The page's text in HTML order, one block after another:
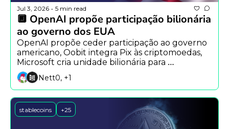
Jul 3, 2026 • 5 min read
🔲 OpenAI propõe participação bilionária
ao governo dos EUA
OpenAI propõe ceder participação ao governo
americano, Oobit integra Pix às criptomoedas,
Microsoft cria unidade bilionária para
implementar IA e Securitize tokeniza suas
próprias ações após IPO.
Nett0, +1
stablecoins +25